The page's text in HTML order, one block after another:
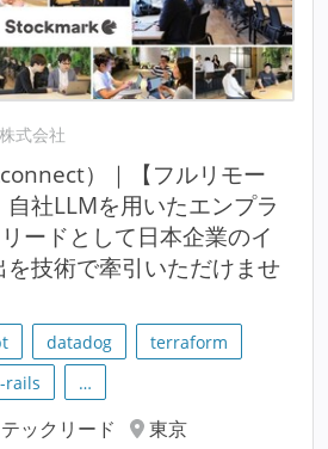
式会社
）｜【フルリモー
自社LLMを用いたエンプラ
ードとして日本企業のイ
を技術で牽引いただけませ
datadog
terraform
rails …
テックリード
東京